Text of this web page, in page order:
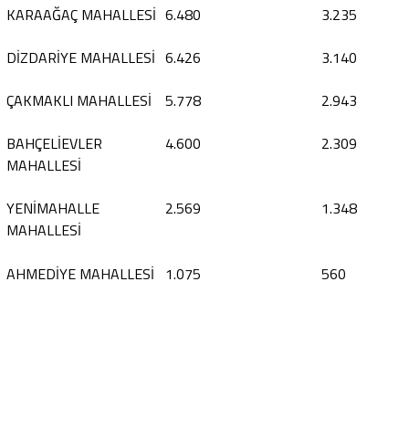
KARAAĞAÇ MAHALLESİ 6.480
3.235
DİZDARİYE MAHALLESİ 6.426
3.140
ÇAKMAKLI MAHALLESİ
5.778
2.943
BAHÇELİEVLER
MAHALLESİ
4.600 2.309
YENİMAHALLE
MAHALLESİ
2.569 1.348
AHMEDİYE MAHALLESİ 1.075 560